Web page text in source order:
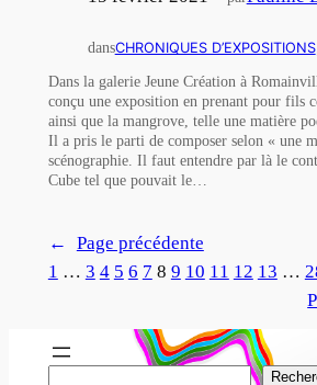
dansCHRONIQUES D’EXPOSITIONS
Dans la galerie Jeune Création à
conçu une exposition en prenant pour fils
ainsi que la mangrove, telle une matière
Il a pris le parti de composer selon « une
scénographie. Il faut entendre par là le
Cube tel que pouvait le…
←
Page précédente
1 … 3 4 5 6 7 8 9 10 11 12 13 …